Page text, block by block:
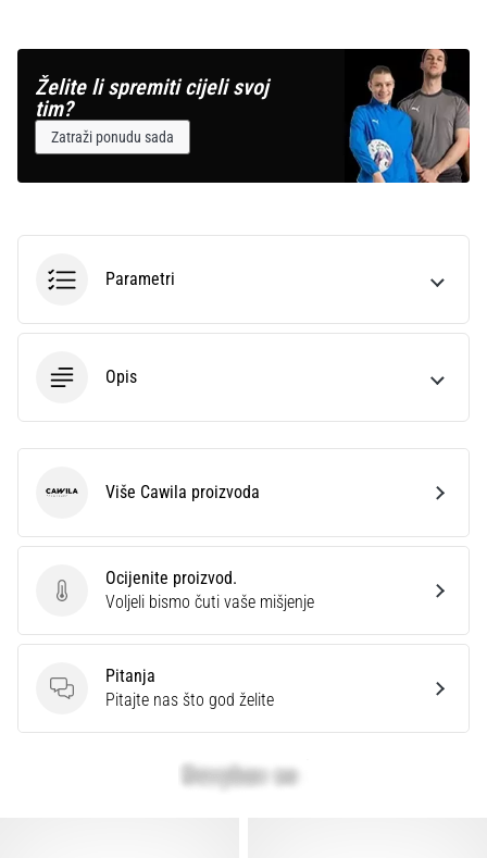
Želite li spremiti cijeli svoj
tim?
Zatraži ponudu sada
Parametri
Opis
Ocijenite proizvod.
Ocijenite proizvod.
Voljeli bismo čuti vaše mišjenje
Pitanja
Pitanja
Pitajte nas što god želite
Cawila Više Cawila proizvoda